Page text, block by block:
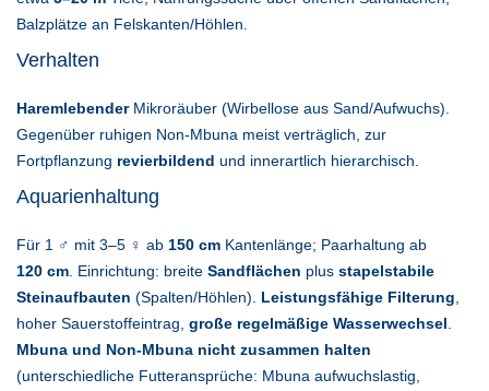
Balzplätze an Felskanten/Höhlen.
Verhalten
HaremlebenderMikroräuber (Wirbellose aus Sand/Aufwuchs).
Gegenüber ruhigen Non-Mbuna meist verträglich, zur
Fortpflanzung revierbildend und innerartlich hierarchisch.
Aquarienhaltung
Für 1 ♂ mit 3–5 ♀ ab 150 cm Kantenlänge; Paarhaltung ab
120 cm. Einrichtung: breite Sandflächen plus stapelstabile
Steinaufbauten (Spalten/Höhlen). Leistungsfähige Filterung,
hoher Sauerstoffeintrag, große regelmäßige Wasserwechsel.
Mbuna und Non-Mbuna nicht zusammen halten
(unterschiedliche Futteransprüche: Mbuna aufwuchslastig,